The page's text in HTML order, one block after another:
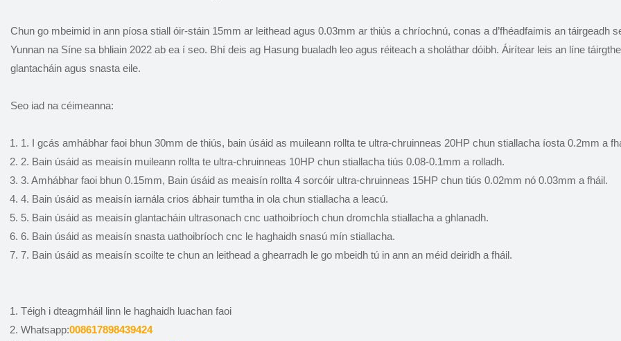
Chun go mbeimid in ann píosa stiall óir-stáin 15mm ar leithead agus 0.03mm ar thiús a chríochnú, conas a d’fhéadfaimis an
Yunnan na Síne sa bhliain 2022 ab ea í seo. Bhí deis ag Hasung bualadh leo agus réiteach a sholáthar dóibh. Áirítear leis an líne
glantacháin agus snasta eile.
Seo iad na céimeanna:
1. I gcás amhábhar faoi bhun 30mm de thiús, bain úsáid as muileann rollta te ultra-chruinneas 20HP chun stiallacha íosta 0.2mm a
2. Bain úsáid as meaisín muileann rollta te ultra-chruinneas 10HP chun stiallacha tiús 0.08-0.1mm a rolladh.
3. Amhábhar faoi bhun 0.15mm, Bain úsáid as meaisín rollta 4 sorcóir ultra-chruinneas 15HP chun tiús 0.02mm nó 0.03mm a fháil.
4. Bain úsáid as meaisín iarnála crios ábhair tumtha in ola chun stiallacha a leacú.
5. Bain úsáid as meaisín glantacháin ultrasonach cnc uathoibríoch chun dromchla stiallacha a ghlanadh.
6. Bain úsáid as meaisín snasta uathoibríoch cnc le haghaidh snasú mín stiallacha.
7. Bain úsáid as meaisín scoilte te chun an leithead a ghearradh le go mbeidh tú in ann an méid deiridh a fháil.
Téigh i dteagmháil linn le haghaidh luachan faoi
Whatsapp:008617898439424